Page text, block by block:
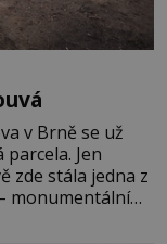
v Brně se už
Jen
zde stála jedna z
monumentální